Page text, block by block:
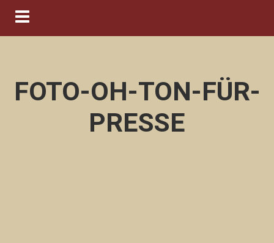
Navigation ein-/ausblenden
FOTO-OH-TON-FÜR-
PRESSE